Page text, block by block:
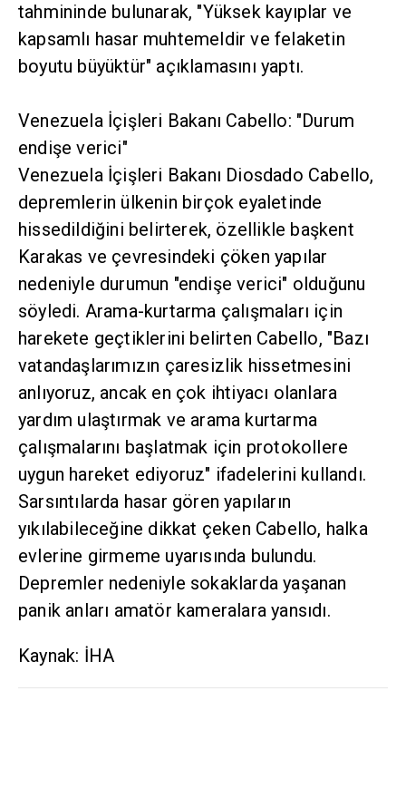
tahmininde bulunarak, "Yüksek kayıplar ve
kapsamlı hasar muhtemeldir ve felaketin
boyutu büyüktür" açıklamasını yaptı.
Venezuela İçişleri Bakanı Cabello: "Durum
endişe verici"
Venezuela İçişleri Bakanı Diosdado Cabello,
depremlerin ülkenin birçok eyaletinde
hissedildiğini belirterek, özellikle başkent
Karakas ve çevresindeki çöken yapılar
nedeniyle durumun "endişe verici" olduğunu
söyledi. Arama-kurtarma çalışmaları için
harekete geçtiklerini belirten Cabello, "Bazı
vatandaşlarımızın çaresizlik hissetmesini
anlıyoruz, ancak en çok ihtiyacı olanlara
yardım ulaştırmak ve arama kurtarma
çalışmalarını başlatmak için protokollere
uygun hareket ediyoruz" ifadelerini kullandı.
Sarsıntılarda hasar gören yapıların
yıkılabileceğine dikkat çeken Cabello, halka
evlerine girmeme uyarısında bulundu.
Depremler nedeniyle sokaklarda yaşanan
panik anları amatör kameralara yansıdı.
Kaynak: İHA